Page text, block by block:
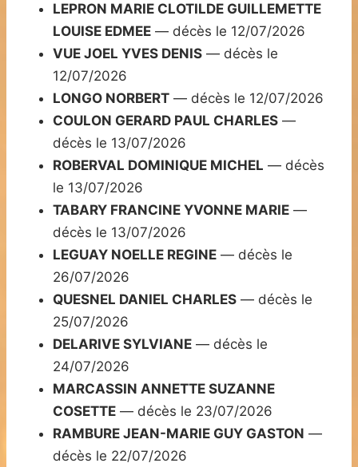
LEPRON MARIE CLOTILDE GUILLEMETTE
LOUISE EDMEE — décès le 12/07/2026
VUE JOEL YVES DENIS — décès le
12/07/2026
LONGO NORBERT — décès le 12/07/2026
COULON GERARD PAUL CHARLES —
décès le 13/07/2026
ROBERVAL DOMINIQUE MICHEL — décès
le 13/07/2026
TABARY FRANCINE YVONNE MARIE —
décès le 13/07/2026
LEGUAY NOELLE REGINE — décès le
26/07/2026
QUESNEL DANIEL CHARLES — décès le
25/07/2026
DELARIVE SYLVIANE — décès le
24/07/2026
MARCASSIN ANNETTE SUZANNE
COSETTE — décès le 23/07/2026
RAMBURE JEAN-MARIE GUY GASTON —
décès le 22/07/2026